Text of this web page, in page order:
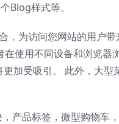
Blog样式等。
为访问您网站的用户
使用不同设备和浏览器
加受吸引。 此外，大
产品标签，微型购物车